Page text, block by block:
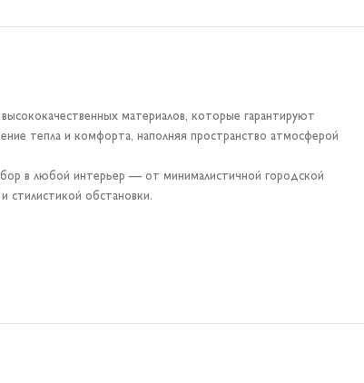
материалов, которые гарантируют
тепла и комфорта, наполняя пространство атмосферой
в любой интерьер — от минималистичной городской
стилистикой обстановки.